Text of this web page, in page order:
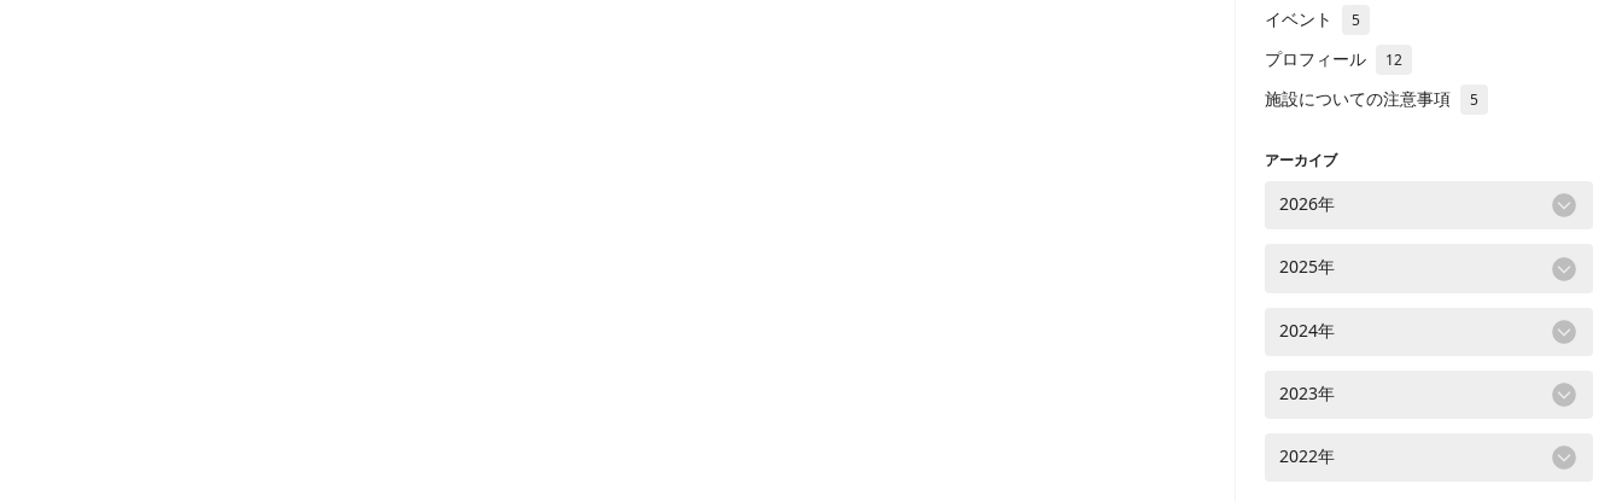
イベント 5
プロフィール 12
施設についての注意事項 5
アーカイブ
2026年
2025年
2024年
2023年
2022年